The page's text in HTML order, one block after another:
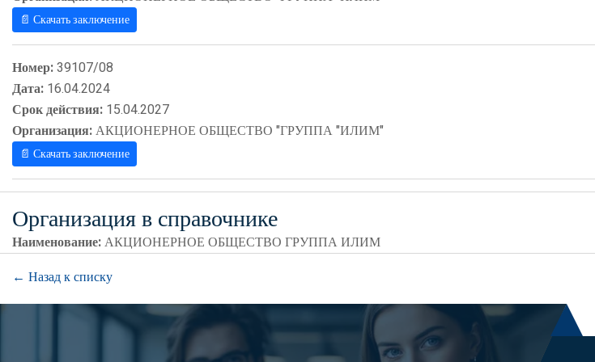
📄 Скачать заключение
Номер:39107/08
Дата: 16.04.2024
Срок действия: 15.04.2027
Организация:АКЦИОНЕРНОЕ ОБЩЕСТВО "ГРУППА "ИЛИМ"
📄 Скачать заключение
Организация в справочнике
Наименование:АКЦИОНЕРНОЕ ОБЩЕСТВО ГРУППА ИЛИМ
← Назад к списку